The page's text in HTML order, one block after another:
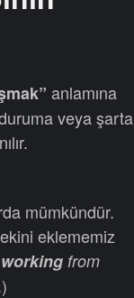
anlamına
veya şarta
mümkündür.
eklememiz
working from